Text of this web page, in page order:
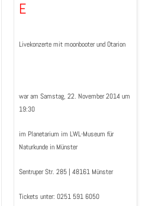
E
Livekonzerte mit moonbooter und Otarion
war am Samstag, 22. November 2014 um
19:30
im Planetarium im LWL-Museum für
Naturkunde in Münster
Sentruper Str. 285 | 48161 Münster
Tickets unter: 0251 591 6050